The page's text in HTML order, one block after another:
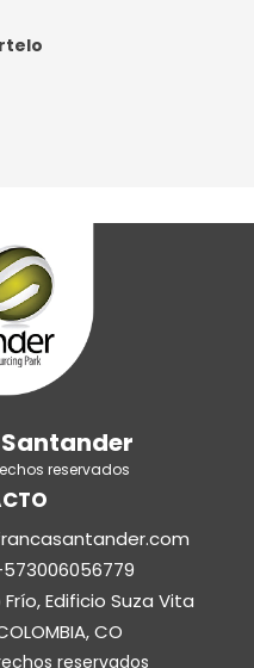
reservados
Edificio Suza Vita
CO
reservados